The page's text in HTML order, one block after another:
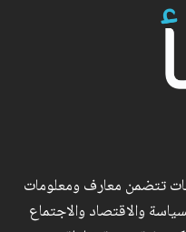
تتضمن معارف ومعلومات
والاقتصاد والاجتماع